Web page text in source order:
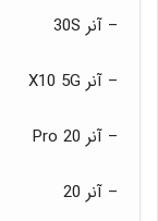
– آنر 30S
– آنر X10 5G
– آنر 20 Pro
– آنر 20